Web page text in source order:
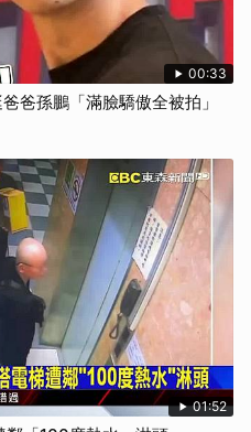
00:33
爸孫鵬「滿臉驕傲全被拍」
01:52